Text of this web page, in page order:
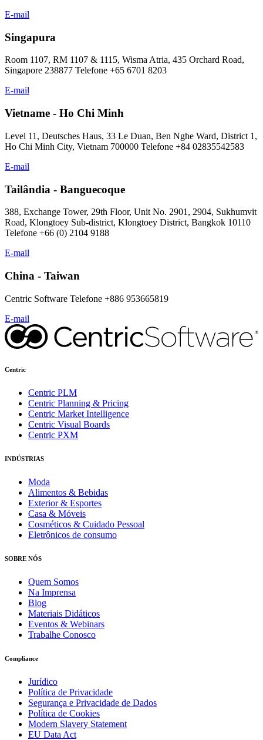
E-mail
Singapura
Room 1107, RM 1107 & 1115, Wisma Atria, 435 Orchard Road,
Singapore 238877 Telefone +65 6701 8203
E-mail
Vietname - Ho Chi Minh
Level 11, Deutsches Haus, 33 Le Duan, Ben Nghe Ward, District 1,
Ho Chi Minh City, Vietnam 700000 Telefone +84 02835542583
E-mail
Tailândia - Banguecoque
388, Exchange Tower, 29th Floor, Unit No. 2901, 2904, Sukhumvit
Road, Klongtoey Sub-district, Klongtoey District, Bangkok 10110
Telefone +66 (0) 2104 9188
E-mail
China - Taiwan
Centric Software Telefone +886 953665819
E-mail
Centric
Centric PLM
Centric Planning & Pricing
Centric Market Intelligence
Centric Visual Boards
Centric PXM
INDÚSTRIAS
Moda
Alimentos & Bebidas
Exterior & Esportes
Casa & Móveis
Cosméticos & Cuidado Pessoal
Eletrônicos de consumo
SOBRE NÓS
Quem Somos
Na Imprensa
Blog
Materiais Didáticos
Eventos & Webinars
Trabalhe Conosco
Compliance
Jurídico
Política de Privacidade
Segurança e Privacidade de Dados
Política de Cookies
Modern Slavery Statement
EU Data Act